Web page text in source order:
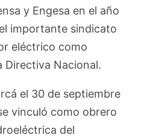
y Engesa en el año
importante sindicato
eléctrico como
Directiva Nacional.
el 30 de septiembre
vinculó como obrero
del